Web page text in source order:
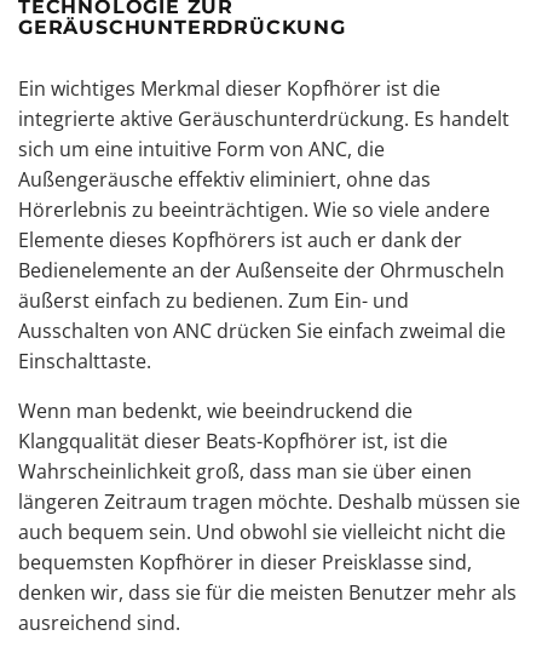
TECHNOLOGIE ZUR
GERÄUSCHUNTERDRÜCKUNG
Ein wichtiges Merkmal dieser Kopfhörer ist die
integrierte aktive Geräuschunterdrückung. Es handelt
sich um eine intuitive Form von ANC, die
Außengeräusche effektiv eliminiert, ohne das
Hörerlebnis zu beeinträchtigen. Wie so viele andere
Elemente dieses Kopfhörers ist auch er dank der
Bedienelemente an der Außenseite der Ohrmuscheln
äußerst einfach zu bedienen. Zum Ein- und
Ausschalten von ANC drücken Sie einfach zweimal die
Einschalttaste.
Wenn man bedenkt, wie beeindruckend die
Klangqualität dieser Beats-Kopfhörer ist, ist die
Wahrscheinlichkeit groß, dass man sie über einen
längeren Zeitraum tragen möchte. Deshalb müssen sie
auch bequem sein. Und obwohl sie vielleicht nicht die
bequemsten Kopfhörer in dieser Preisklasse sind,
denken wir, dass sie für die meisten Benutzer mehr als
ausreichend sind.